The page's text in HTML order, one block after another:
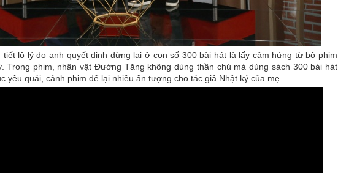
tiết lộ lý do anh quyết định dừng lại ở con số 300 bài hát là lấy cảm hứng từ bộ phim
Trong phim, nhân vật Đường Tăng không dùng thần chú mà dùng sách 300 bài hát
yêu quái, cảnh phim để lại nhiều ấn tượng cho tác giả Nhật ký của mẹ.